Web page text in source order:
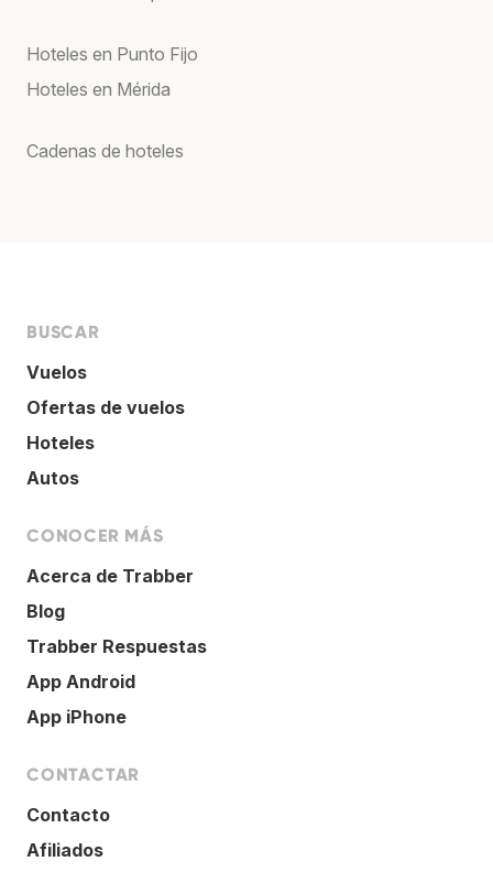
Hoteles en Punto Fijo
Hoteles en Mérida
Cadenas de hoteles
BUSCAR
Vuelos
Ofertas de vuelos
Hoteles
Autos
CONOCER MÁS
Acerca de Trabber
Blog
Trabber Respuestas
App Android
App iPhone
CONTACTAR
Contacto
Afiliados